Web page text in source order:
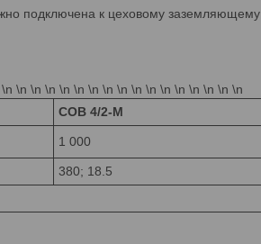
подключена к цеховому заземляющему
\n \n \n \n \n \n \n \n \n \n \n \n \n \n \n \n
СОВ 4/2-М
1 000
380; 18.5